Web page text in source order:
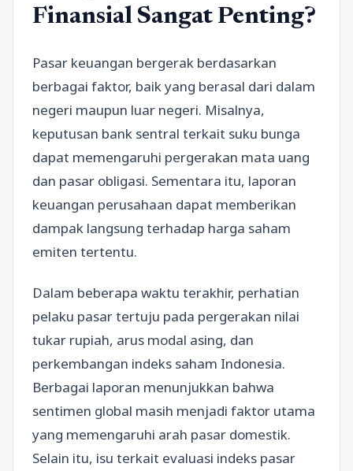
Finansial Sangat Penting?
Pasar keuangan bergerak berdasarkan
berbagai faktor, baik yang berasal dari dalam
negeri maupun luar negeri. Misalnya,
keputusan bank sentral terkait suku bunga
dapat memengaruhi pergerakan mata uang
dan pasar obligasi. Sementara itu, laporan
keuangan perusahaan dapat memberikan
dampak langsung terhadap harga saham
emiten tertentu.
Dalam beberapa waktu terakhir, perhatian
pelaku pasar tertuju pada pergerakan nilai
tukar rupiah, arus modal asing, dan
perkembangan indeks saham Indonesia.
Berbagai laporan menunjukkan bahwa
sentimen global masih menjadi faktor utama
yang memengaruhi arah pasar domestik.
Selain itu, isu terkait evaluasi indeks pasar